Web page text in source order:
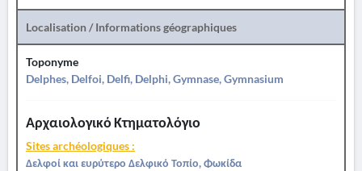
Localisation / Informations géographiques
Toponyme
Delphes, Delfoi, Delfi, Delphi, Gymnase, Gymnasium
Αρχαιολογικό Κτηματολόγιο
Sites archéologiques :
Δελφοί και ευρύτερο Δελφικό Τοπίο, Φωκίδα